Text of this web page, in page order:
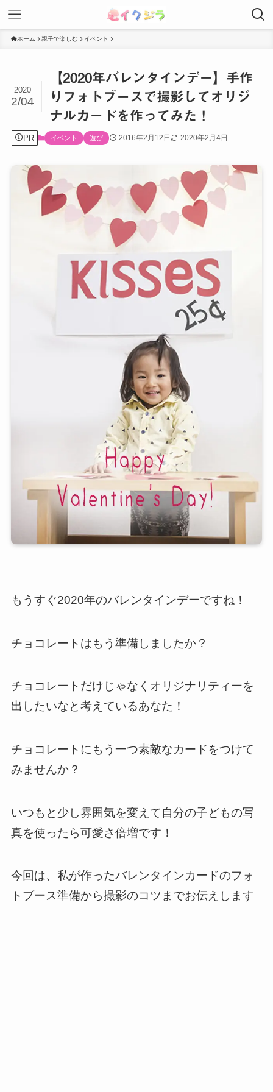
ホーム 親子で楽しむ イベント
【2020年バレンタインデー】手作
りフォトブースで撮影してオリジ
ナルカードを作ってみた！
2020
2/04
PR イベント 遊び 2016年2月12日 2020年2月4日
もうすぐ2020年のバレンタインデーですね！
チョコレートはもう準備しましたか？
チョコレートだけじゃなくオリジナリティーを
出したいなと考えているあなた！
チョコレートにもう一つ素敵なカードをつけて
みませんか？
いつもと少し雰囲気を変えて自分の子どもの写
真を使ったら可愛さ倍増です！
今回は、私が作ったバレンタインカードのフォ
トブース準備から撮影のコツまでお伝えします